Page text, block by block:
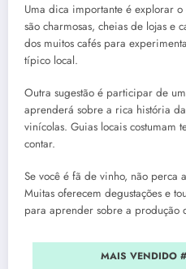
Uma dica importante é explorar
são charmosas, cheias de lojas e
dos muitos cafés para
típico local.
Outra sugestão é participar de
aprenderá sobre a rica história
vinícolas. Guias locais costumam
contar.
Se você é fã de vinho, não perca
Muitas oferecem degustações e
para aprender sobre a produção
MAIS VENDIDO